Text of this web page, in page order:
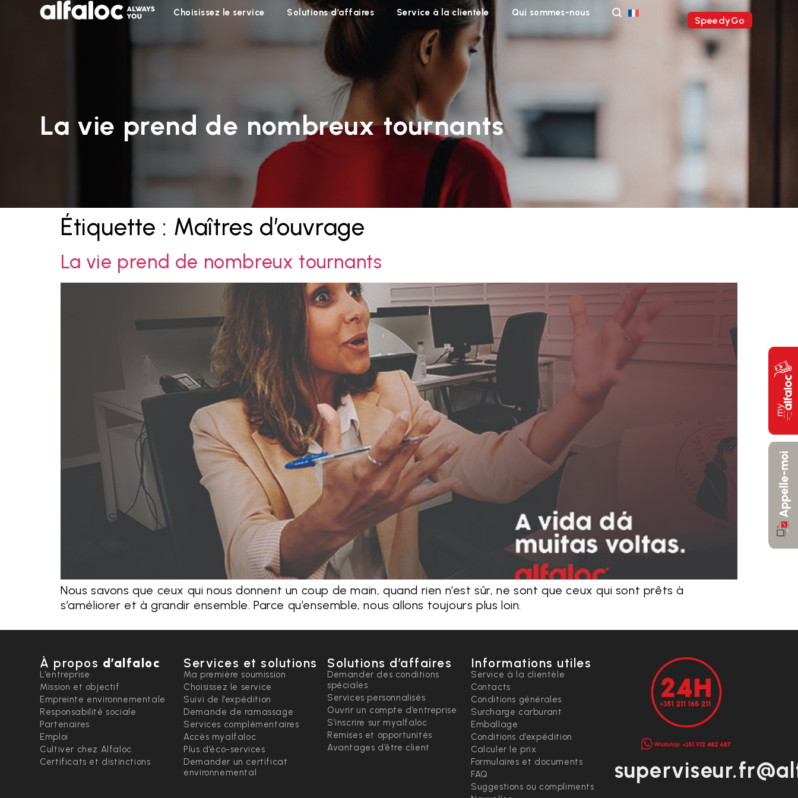
Choisissez le service Solutions d’affaires Service à la clientèle Qui sommes-nous
SpeedyGo
La vie prend de nombreux tournants
Étiquette : Maîtres d’ouvrage
La vie prend de nombreux tournants
Nous savons que ceux qui nous donnent un coup de main, quand rien n’est sûr, ne sont que ceux qui sont prêts à
s’améliorer et à grandir ensemble. Parce qu’ensemble, nous allons toujours plus loin.
À propos d’alfaloc
L’entreprise
Mission et objectif
Empreinte environnementale
Responsabilité sociale
Partenaires
Emploi
Cultiver chez Alfaloc
Certificats et distinctions
Services et solutions
Ma première soumission
Choisissez le service
Suivi de l’expédition
Demande de ramassage
Services complémentaires
Accès myalfaloc
Plus d’éco-services
Demander un certificat
environnemental
Solutions d’affaires
Demander des conditions
spéciales
Services personnalisés
Ouvrir un compte d’entreprise
S’inscrire sur myalfaloc
Remises et opportunités
Avantages d’être client
Informations utiles
Service à la clientèle
Contacts
Conditions générales
Surcharge carburant
Emballage
Conditions d’expédition
Calculer le prix
Formulaires et documents
FAQ
Suggestions ou compliments